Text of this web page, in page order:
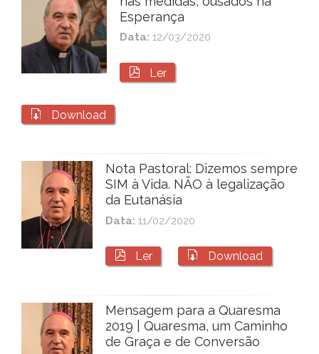
Esperança
Data: 12/03/2020
 Ler
 Download
Nota Pastoral: Dizemos sempre
SIM à Vida. NÃO à legalização
da Eutanásia
Data: 11/02/2020
 Ler  Download
Mensagem para a Quaresma
2019 | Quaresma, um Caminho
de Graça e de Conversão